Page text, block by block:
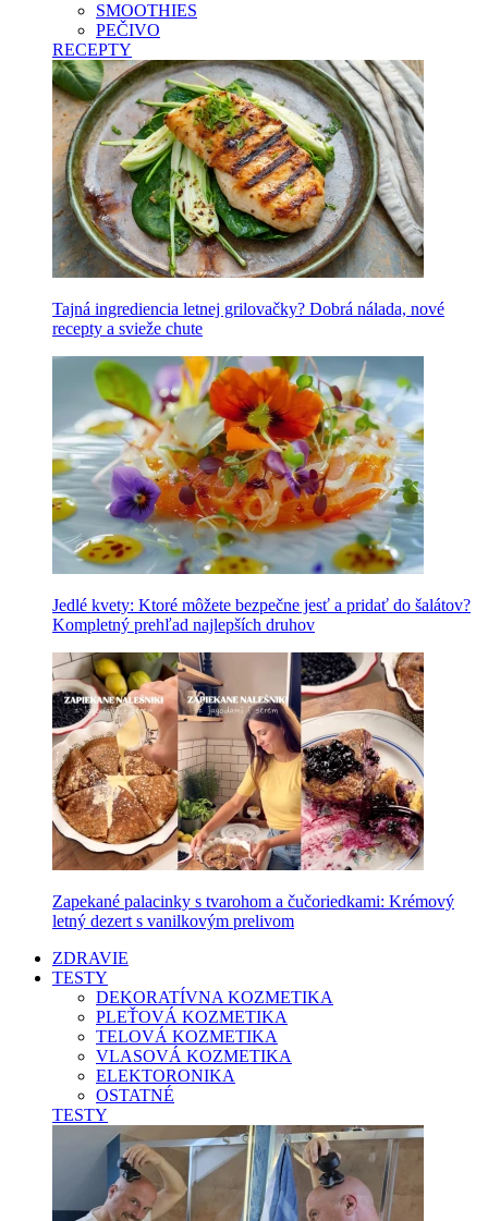
SMOOTHIES
PEČIVO
RECEPTY
Tajná ingrediencia letnej grilovačky? Dobrá nálada, nové
recepty a svieže chute
Jedlé kvety: Ktoré môžete bezpečne jesť a pridať do šalátov?
Kompletný prehľad najlepších druhov
Zapekané palacinky s tvarohom a čučoriedkami: Krémový
letný dezert s vanilkovým prelivom
ZDRAVIE
TESTY
DEKORATÍVNA KOZMETIKA
PLEŤOVÁ KOZMETIKA
TELOVÁ KOZMETIKA
VLASOVÁ KOZMETIKA
ELEKTORONIKA
OSTATNÉ
TESTY